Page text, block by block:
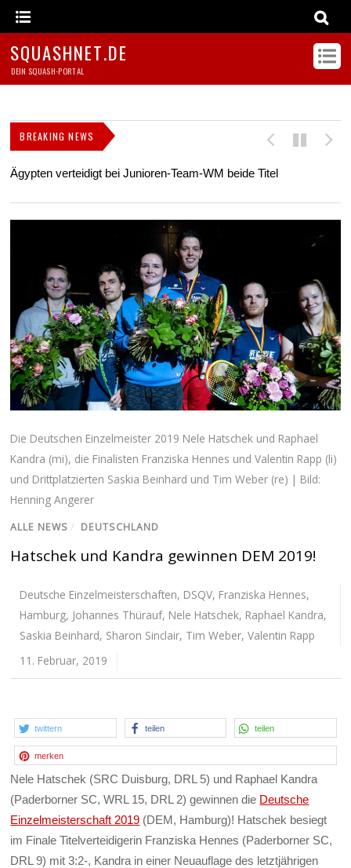
SQUASHNET.DE
DEIN SQUASH-PORTAL
BREAKING NEWS
Ägypten verteidigt bei Junioren-Team-WM beide Titel
Die Deutschen Einzelmeister 2019 Nele Hatschek und Raphael
Kandra (mi), die Finalisten Franziska Hennes und Valentin Rapp (li)
und Drittplatzierten Saskia Beinhard und Tim Weber (re) | Bild:
Henning Angerer
ALLE NEWS / DEUTSCHLAND
Hatschek und Kandra gewinnen DEM 2019!
Deutsche Einzelmeisterschaften, DSQV, Franziska Hennes,
Hamburg, Johannes Thürauf, Nele Hatschek, Raphael Kandra,
Saskia Beinhard, Sharon Sinclair, Tim Weber,Valentin Rapp
11. Februar, 2019
twittern teilen teilen
merken
Nele Hatschek (SRC Duisburg, DRL 5) und Raphael Kandra
(Paderborner SC, WRL 15, DRL 2) gewinnen die Deutsche
Einzelmeisterschaft 2019 (DEM, Hamburg)! Hatschek besiegt
im Finale Titelverteidigerin Franziska Hennes (Paderborner SC,
DRL 9) mit 3:2-, Kandra in einer Neuauflage des letztjährigen